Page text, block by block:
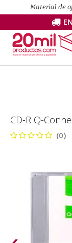
Material de
CD-R Q-
(0)